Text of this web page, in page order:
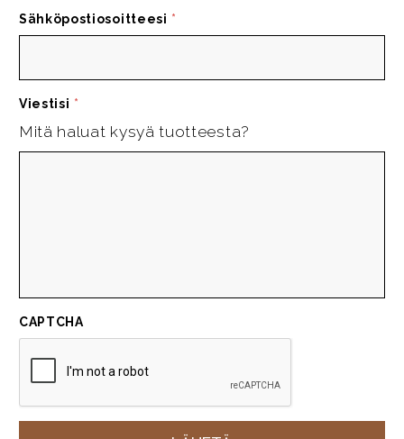
Sähköpostiosoitteesi *
Viestisi *
Mitä haluat kysyä tuotteesta?
CAPTCHA